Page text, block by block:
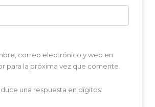
correo electrónico y web en
para la próxima vez que comente.
una respuesta en dígitos: